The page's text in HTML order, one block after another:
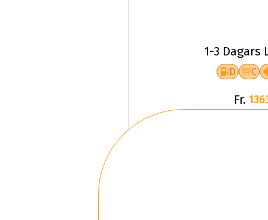
1-3 Dagars
D C
Fr.